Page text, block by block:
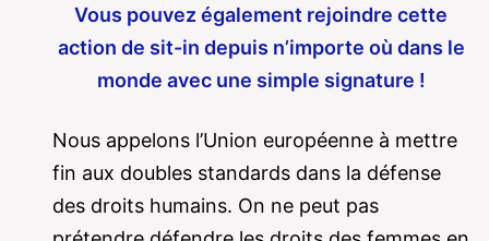
Vous pouvez également rejoindre cette
action de sit-in depuis n’importe où dans le
monde avec une simple signature !
Nous appelons l’Union européenne à mettre
fin aux doubles standards dans la défense
des droits humains. On ne peut pas